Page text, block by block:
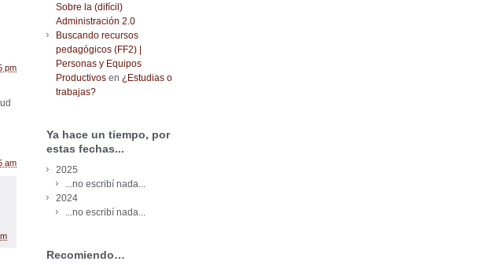
pm
am
Sobre la (difícil)
Administración 2.0
Buscando recursos
pedagógicos (FF2) |
Personas y Equipos
Productivos en ¿Estudias o
trabajas?
Ya hace un tiempo, por
estas fechas...
2025
...no escribí nada...
2024
...no escribí nada...
Recomiendo…